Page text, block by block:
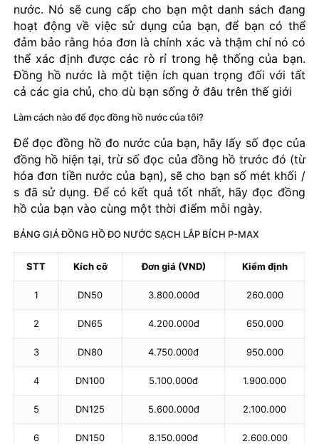
nước. Nó sẽ cung cấp cho bạn một danh sách đang
hoạt động về việc sử dụng của bạn, để bạn có thể
đảm bảo rằng hóa đơn là chính xác và thậm chí nó có
thể xác định được các rò rỉ trong hệ thống của bạn.
Đồng hồ nước là một tiện ích quan trọng đối với tất
cả các gia chủ, cho dù bạn sống ở đâu trên thế giới
Làm cách nào để đọc đồng hồ nước của tôi?
Để đọc đồng hồ đo nước của bạn, hãy lấy số đọc của
đồng hồ hiện tại, trừ số đọc của đồng hồ trước đó (từ
hóa đơn tiền nước của bạn), sẽ cho bạn số mét khối /
s đã sử dụng. Để có kết quả tốt nhất, hãy đọc đồng
hồ của bạn vào cùng một thời điểm mỗi ngày.
BẢNG GIÁ ĐỒNG HỒ ĐO NƯỚC SẠCH LẮP BÍCH P-MAX
STT Kích cỡ Đơn giá (VND) Kiểm định
1 DN50 3.800.000đ 260.000
2 DN65 4.200.000đ 650.000
3 DN80 4.750.000đ 950.000
4 DN100 5.100.000đ 1.900.000
5 DN125 5.600.000đ 2.100.000
6 DN150 8.150.000đ 2.600.000